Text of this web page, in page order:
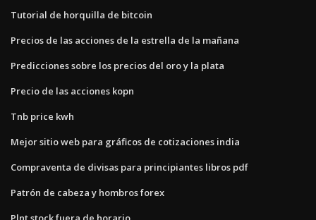
Tutorial de horquilla de bitcoin
Precios de las acciones de la estrella de la mañana
Predicciones sobre los precios del oro y la plata
Precio de las acciones kopn
Tnb price kwh
Mejor sitio web para gráficos de cotizaciones india
Compraventa de divisas para principiantes libros pdf
Patrón de cabeza y hombros forex